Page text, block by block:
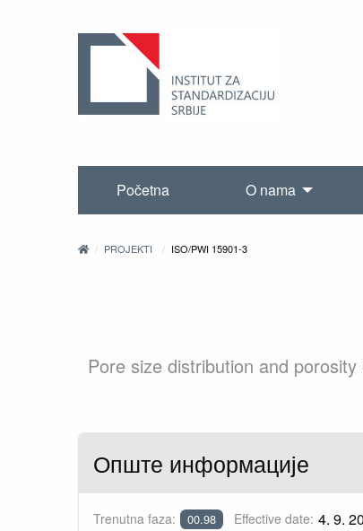
Početna O nama
PROJEKTI ISO/PWI 15901-3
Pore size distribution and
Опште информације
Trenutna faza: 00.98 Effective date: 4. 9.